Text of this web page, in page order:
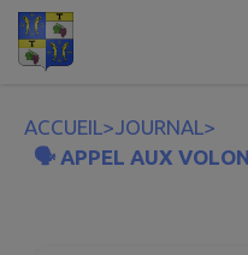
Contenu
ACCUEIL>JOURNAL>
🗣 APPEL AUX